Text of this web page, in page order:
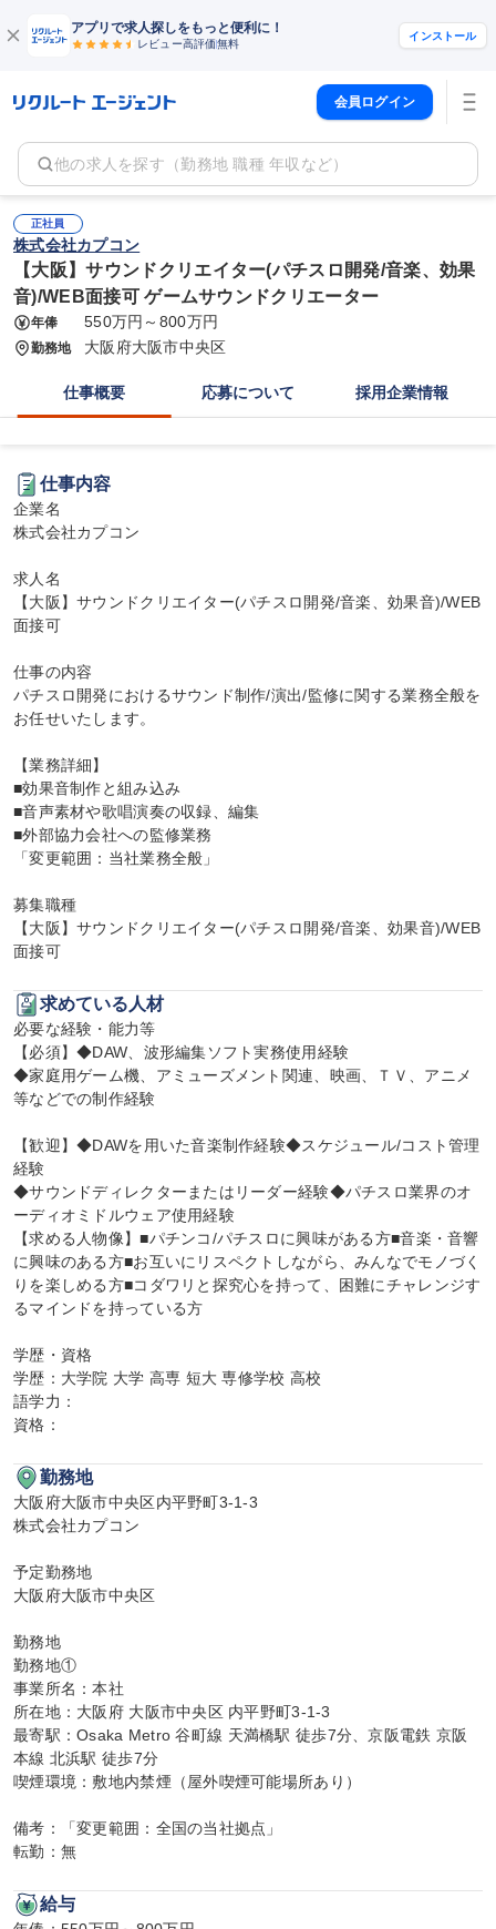
アプリで求人探しをもっと便利に！
レビュー高評価無料
インストール
会員ログイン
他の求人を探す（勤務地 職種 年収など）
正社員
株式会社カプコン
【大阪】サウンドクリエイター(パチスロ開発/音楽、効果
音)/WEB面接可 ゲームサウンドクリエーター
年俸 550万円～800万円
勤務地 大阪府大阪市中央区
仕事概要 応募について 採用企業情報
仕事内容
企業名
株式会社カプコン
求人名
【大阪】サウンドクリエイター(パチスロ開発/音楽、効果音)/WEB
面接可
仕事の内容
パチスロ開発におけるサウンド制作/演出/監修に関する業務全般を
お任せいたします。
【業務詳細】
■効果音制作と組み込み
■音声素材や歌唱演奏の収録、編集
■外部協力会社への監修業務
「変更範囲：当社業務全般」
募集職種
【大阪】サウンドクリエイター(パチスロ開発/音楽、効果音)/WEB
面接可
求めている人材
必要な経験・能力等
【必須】◆DAW、波形編集ソフト実務使用経験
◆家庭用ゲーム機、アミューズメント関連、映画、ＴＶ、アニメ
等などでの制作経験
【歓迎】◆DAWを用いた音楽制作経験◆スケジュール/コスト管理
経験
◆サウンドディレクターまたはリーダー経験◆パチスロ業界のオ
ーディオミドルウェア使用経験
【求める人物像】■パチンコ/パチスロに興味がある方■音楽・音響
に興味のある方■お互いにリスペクトしながら、みんなでモノづく
りを楽しめる方■コダワリと探究心を持って、困難にチャレンジす
るマインドを持っている方
学歴・資格
学歴：大学院 大学 高専 短大 専修学校 高校
語学力：
資格：
勤務地
大阪府大阪市中央区内平野町3-1-3
株式会社カプコン
予定勤務地
大阪府大阪市中央区
勤務地
勤務地①
事業所名：本社
所在地：大阪府 大阪市中央区 内平野町3-1-3
最寄駅：Osaka Metro 谷町線 天満橋駅 徒歩7分、京阪電鉄 京阪
本線 北浜駅 徒歩7分
喫煙環境：敷地内禁煙（屋外喫煙可能場所あり）
備考：「変更範囲：全国の当社拠点」
転勤：無
給与